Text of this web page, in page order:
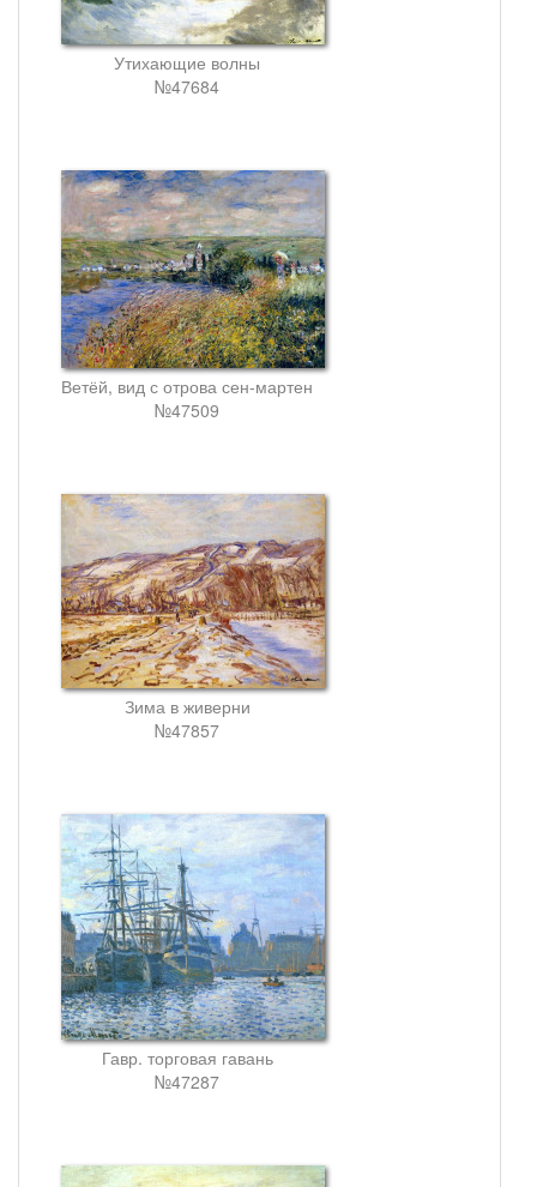
Утихающие волны
№47684
Ветёй, вид с отрова сен-мартен
№47509
Зима в живерни
№47857
Гавр. торговая гавань
№47287